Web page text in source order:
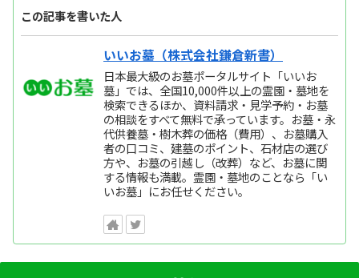
この記事を書いた人
いいお墓（株式会社鎌倉新書）
日本最大級のお墓ポータルサイト「いいお
墓」では、全国10,000件以上の霊園・墓地を
検索できるほか、資料請求・見学予約・お墓
の相談をすべて無料で承っています。お墓・永
代供養墓・樹木葬の価格（費用）、お墓購入
者の口コミ、建墓のポイント、石材店の選び
方や、お墓の引越し（改葬）など、お墓に関
する情報も満載。霊園・墓地のことなら「い
いお墓」にお任せください。